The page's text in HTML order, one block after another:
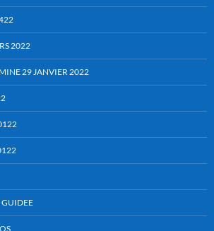
2022
29 JANVIER 2022